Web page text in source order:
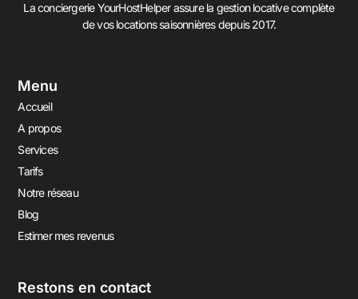
La conciergerie YourHostHelper assure la gestion locative complète
de vos locations saisonnières depuis 2017.
Menu
Accueil
A propos
Services
Tarifs
Notre réseau
Blog
Estimer mes revenus
Restons en contact